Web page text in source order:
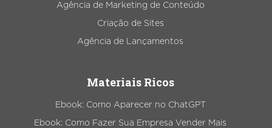
Agência de Marketing de Conteúdo
Criação de Sites
Agência de Lançamentos
Materiais Ricos
Ebook: Como Aparecer no ChatGPT
Ebook: Como Fazer Sua Empresa Vender Mais